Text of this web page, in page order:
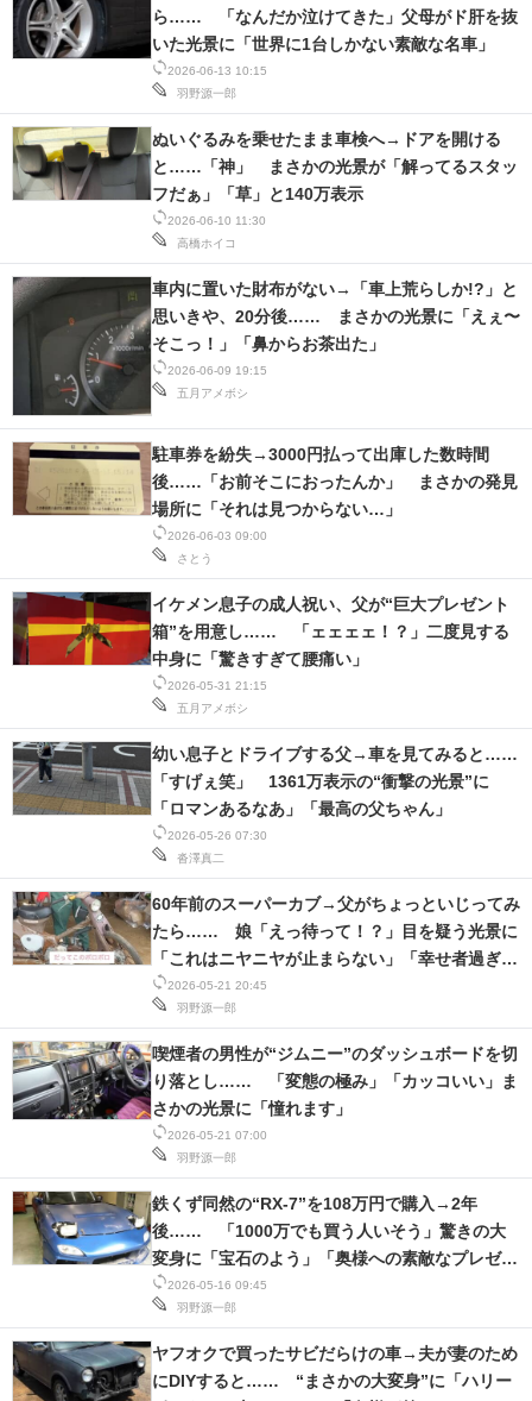
2026-06-13 10:15
羽野源一郎
ら…… 「なんだか泣けてきた」父母がド肝を抜
いた光景に「世界に1台しかない素敵な名車」
2026-06-10 11:30
高橋ホイコ
ぬいぐるみを乗せたまま車検へ→ドアを開ける
と……「神」 まさかの光景が「解ってるスタッ
フだぁ」「草」と140万表示
2026-06-09 19:15
五月アメボシ
車内に置いた財布がない→「車上荒らしか!?」と
思いきや、20分後…… まさかの光景に「えぇ〜
そこっ！」「鼻からお茶出た」
2026-06-03 09:00
さとう
駐車券を紛失→3000円払って出庫した数時間
後……「お前そこにおったんか」 まさかの発見
場所に「それは見つからない…」
2026-05-31 21:15
五月アメボシ
イケメン息子の成人祝い、父が“巨大プレゼント
箱”を用意し…… 「ェェェェ！？」二度見する
中身に「驚きすぎて腰痛い」
2026-05-26 07:30
沓澤真二
幼い息子とドライブする父→車を見てみると……
「すげぇ笑」 1361万表示の“衝撃の光景”に
「ロマンあるなあ」「最高の父ちゃん」
2026-05-21 20:45
羽野源一郎
60年前のスーパーカブ→父がちょっといじってみ
たら…… 娘「えっ待って！？」目を疑う光景に
「これはニヤニヤが止まらない」「幸せ者過ぎ
る」
2026-05-21 07:00
羽野源一郎
喫煙者の男性が“ジムニー”のダッシュボードを切
り落とし…… 「変態の極み」「カッコいい」ま
さかの光景に「憧れます」
2026-05-16 09:45
羽野源一郎
鉄くず同然の“RX-7”を108万円で購入→2年
後…… 「1000万でも買う人いそう」驚きの大
変身に「宝石のよう」「奥様への素敵なプレゼン
トですね」
ヤフオクで買ったサビだらけの車→夫が妻のため
にDIYすると…… “まさかの大変身”に「ハリー